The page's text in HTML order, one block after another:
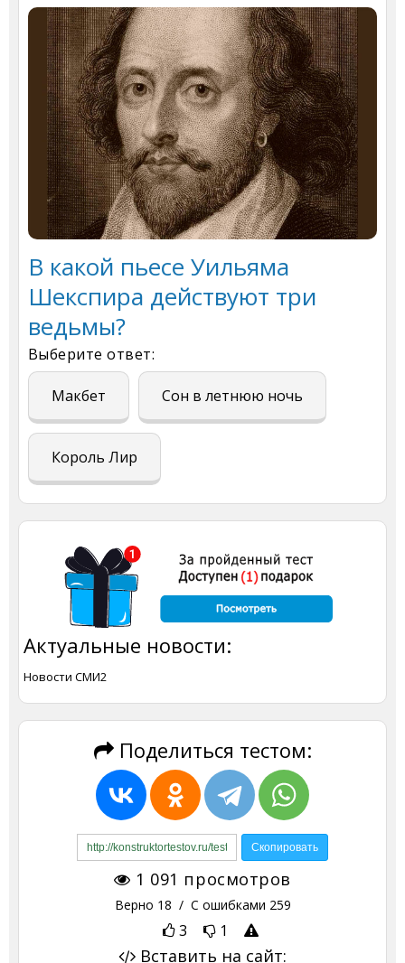
В какой пьесе Уильяма
Шекспира действуют три
ведьмы?
Выберите ответ:
Макбет Сон в летнюю ночь
Король Лир
Актуальные новости:
Новости СМИ2
Поделиться тестом:
1 091 просмотров
Верно 18 / С ошибками 259
3 1
Вставить на сайт: